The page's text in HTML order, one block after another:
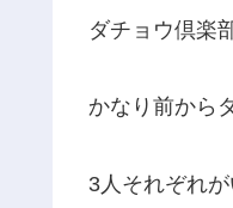
ダチョウ倶楽
かなり前から
3人それぞれが